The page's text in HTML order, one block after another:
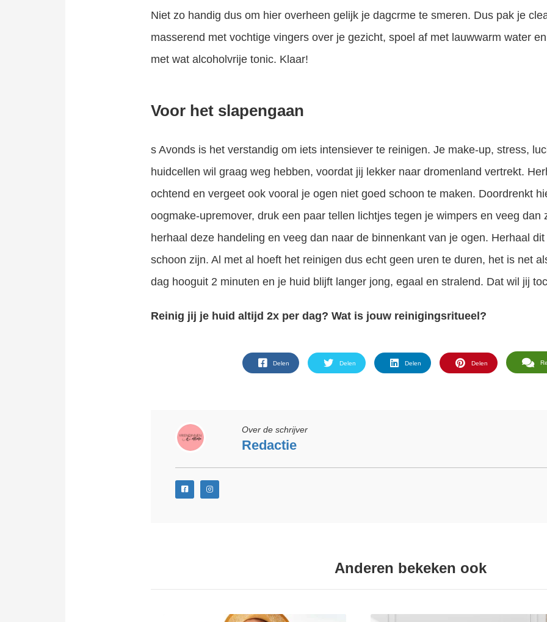
Niet zo handig dus om hier overheen gelijk je dagcrme te smeren. Dus pak je
masserend met vochtige vingers over je gezicht, spoel af met lauwwarm water
met wat alcoholvrije tonic. Klaar!
Voor het slapengaan
s Avonds is het verstandig om iets intensiever te reinigen. Je make-up, stress,
huidcellen wil graag weg hebben, voordat jij lekker naar dromenland vertrekt.
ochtend en vergeet ook vooral je ogen niet goed schoon te maken. Doordrenkt
oogmake-upremover, druk een paar tellen lichtjes tegen je wimpers en veeg dan
herhaal deze handeling en veeg dan naar de binnenkant van je ogen. Herhaal
schoon zijn. Al met al hoeft het reinigen dus echt geen uren te duren, het is net
dag hooguit 2 minuten en je huid blijft langer jong, egaal en stralend. Dat wil jij
Reinig jij je huid altijd 2x per dag? Wat is jouw reinigingsritueel?
Delen Delen Delen Delen
Over de schrijver
Redactie
Anderen bekeken ook